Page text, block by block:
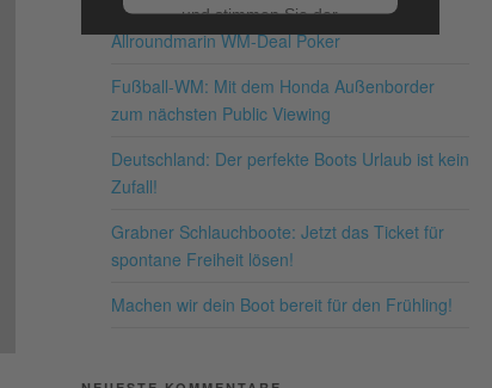
und stimmen Sie der
Nutzung des Service zu, um
powered byUsercentrics
Consent Management
Schnappe dir bis zum 19.07.2026 – den
Allroundmarin WM-Deal Poker
Fußball-WM: Mit dem Honda Außenborder
zum nächsten Public Viewing
Deutschland: Der perfekte Boots Urlaub ist kein
Zufall!
Grabner Schlauchboote: Jetzt das Ticket für
spontane Freiheit lösen!
Machen wir dein Boot bereit für den Frühling!